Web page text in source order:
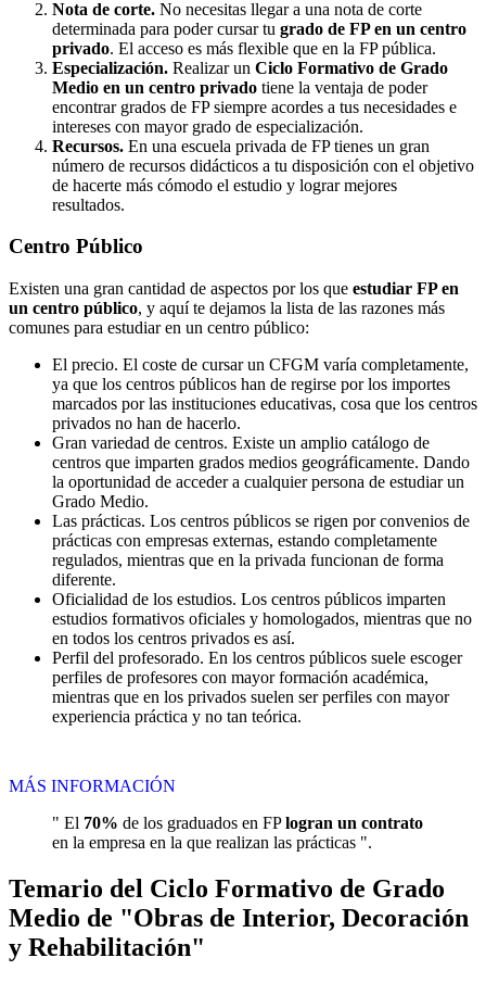
Nota de corte. No necesitas llegar a una nota de corte
determinada para poder cursar tu grado de FP en un centro
privado. El acceso es más flexible que en la FP pública.
Especialización. Realizar un Ciclo Formativo de Grado
Medio en un centro privado tiene la ventaja de poder
encontrar grados de FP siempre acordes a tus necesidades e
intereses con mayor grado de especialización.
Recursos. En una escuela privada de FP tienes un gran
número de recursos didácticos a tu disposición con el objetivo
de hacerte más cómodo el estudio y lograr mejores
resultados.
Centro Público
Existen una gran cantidad de aspectos por los que estudiar FP en
un centro público, y aquí te dejamos la lista de las razones más
comunes para estudiar en un centro público:
El precio. El coste de cursar un CFGM varía completamente,
ya que los centros públicos han de regirse por los importes
marcados por las instituciones educativas, cosa que los centros
privados no han de hacerlo.
Gran variedad de centros. Existe un amplio catálogo de
centros que imparten grados medios geográficamente. Dando
la oportunidad de acceder a cualquier persona de estudiar un
Grado Medio.
Las prácticas. Los centros públicos se rigen por convenios de
prácticas con empresas externas, estando completamente
regulados, mientras que en la privada funcionan de forma
diferente.
Oficialidad de los estudios. Los centros públicos imparten
estudios formativos oficiales y homologados, mientras que no
en todos los centros privados es así.
Perfil del profesorado. En los centros públicos suele escoger
perfiles de profesores con mayor formación académica,
mientras que en los privados suelen ser perfiles con mayor
experiencia práctica y no tan teórica.
MÁS INFORMACIÓN
" El 70% de los graduados en FPlogran un contrato
en la empresa en la que realizan las prácticas ".
Temario del Ciclo Formativo de Grado
Medio de "Obras de Interior, Decoración
y Rehabilitación"